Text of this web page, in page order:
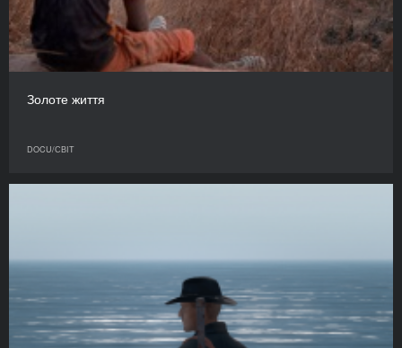
Золоте життя
DOCU/СВІТ